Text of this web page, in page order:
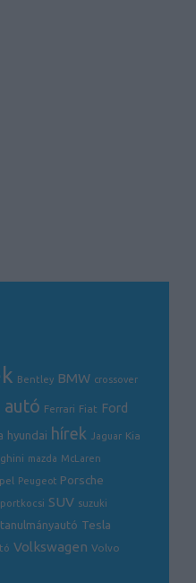
Bentley BMW crossover
Ferrari Fiat Ford
hyundai hírek Jaguar Kia
mazda McLaren
Peugeot Porsche
SUV suzuki
tanulmányautó Tesla
Volkswagen Volvo